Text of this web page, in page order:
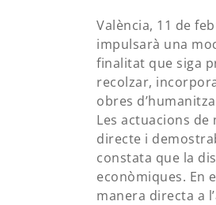
València, 11 de
impulsarà una
finalitat que siga
recolzar,
obres
Les actuacions
directe i
constata que la
econòmiques. En
manera directa a